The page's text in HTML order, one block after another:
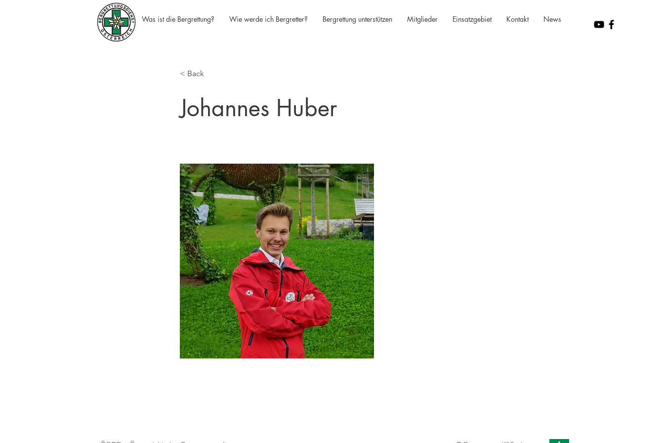
Was ist die Bergrettung? Wie werde ich Bergretter? Bergrettung unterstützen Mitglieder Einsatzgebiet Kontakt News
< Back
Johannes Huber